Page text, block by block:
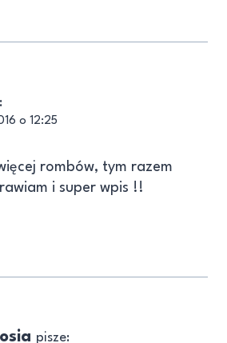
o 12:25
rombów, tym razem
i super wpis !!
pisze: